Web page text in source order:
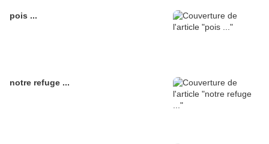
pois ...
notre refuge ...